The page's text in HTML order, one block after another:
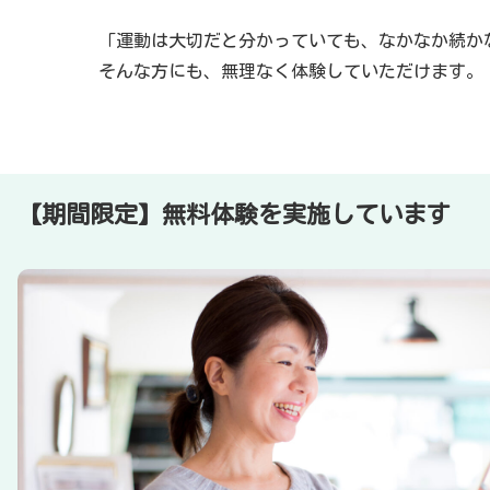
「運動は大切だと分かっていても、なかなか続か
そんな方にも、無理なく体験していただけます。
【期間限定】無料体験を実施しています